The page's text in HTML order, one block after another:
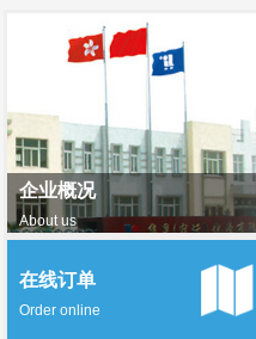
企业概况
About us
在线订单
Order online